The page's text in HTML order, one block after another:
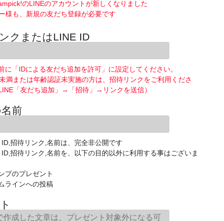
のLINEのアカウントが新しくなりました
様も、新規の友だち登録が必要です
クまたはLINE ID
に「IDによる友だち追加を許可」に設定してください。
満または年齢認証未実施の方は、招待リンクをご利用くださ
「友だち追加」→「招待」→リンクを送信）
前
招待リンク,名前は、完全非公開です
招待リンク,名前を、以下の目的以外に利用する事はございま
プのプレゼント
ラインへの投稿